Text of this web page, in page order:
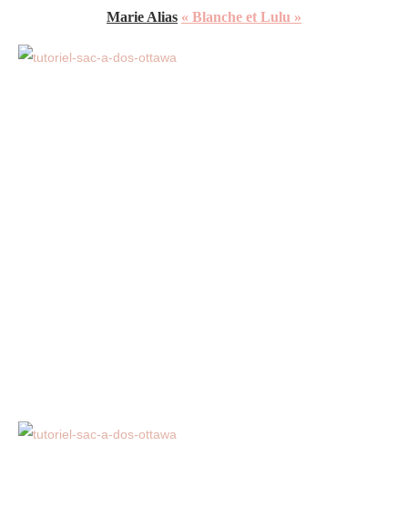
Marie Alias « Blanche et Lulu »